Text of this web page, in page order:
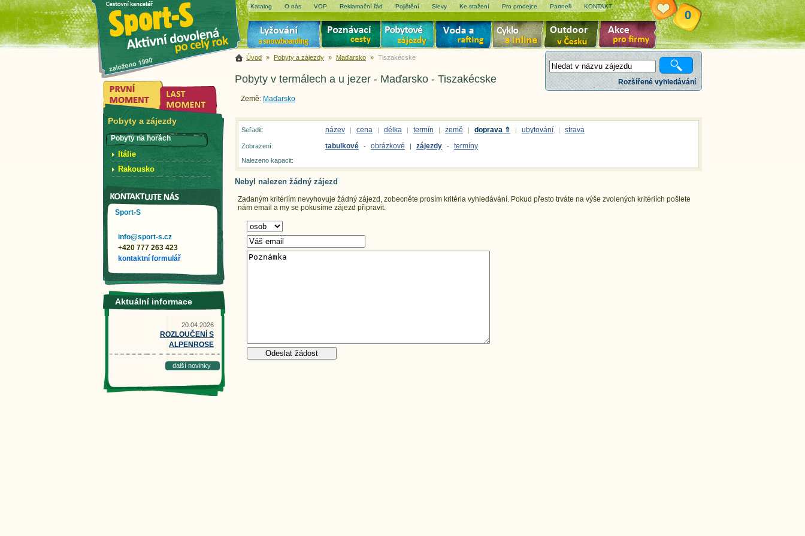
Katalog O nás VOP Reklamační řád Pojištění Slevy Ke stažení Pro prodejce Partneři KONTAKT
0
Rozšířené vyhledávání
Úvod » Pobyty a zájezdy » Maďarsko » Tiszakécske
Pobyty v termálech a u jezer - Maďarsko - Tiszakécske
Země: Maďarsko
Seřadit: název | cena | délka | termín | země | doprava ⇑ | ubytování | strava
Zobrazení: tabulkové - obrázkové | zájezdy - termíny
Nalezeno kapacit:
Nebyl nalezen žádný zájezd
Zadaným kritériím nevyhovuje žádný zájezd, zobecněte prosím kritéria vyhledávání. Pokud přesto trváte na výše zvolených kritériích pošlete
nám email a my se pokusíme zájezd připravit.
Pobyty a zájezdy
Pobyty na horách
Itálie
Rakousko
Sport-S
info@sport-s.cz
+420 777 263 423
kontaktní formulář
Aktuální informace
20.04.2026
ROZLOUČENÍ S
ALPENROSE
další novinky